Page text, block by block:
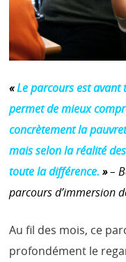
«Le parcours est
permet de mieux
concrètement la
mais selon la réalité
toute la différence. »–
parcours d’immersion
Au fil des mois, ce
profondément le